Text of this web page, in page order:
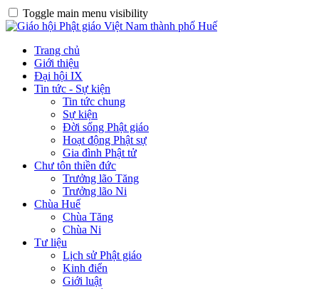
Toggle main menu visibility
Trang chủ
Giới thiệu
Đại hội IX
Tin tức - Sự kiện
Tin tức chung
Sự kiện
Đời sống Phật giáo
Hoạt động Phật sự
Gia đình Phật tử
Chư tôn thiền đức
Trưởng lão Tăng
Trưởng lão Ni
Chùa Huế
Chùa Tăng
Chùa Ni
Tư liệu
Lịch sử Phật giáo
Kinh điển
Giới luật